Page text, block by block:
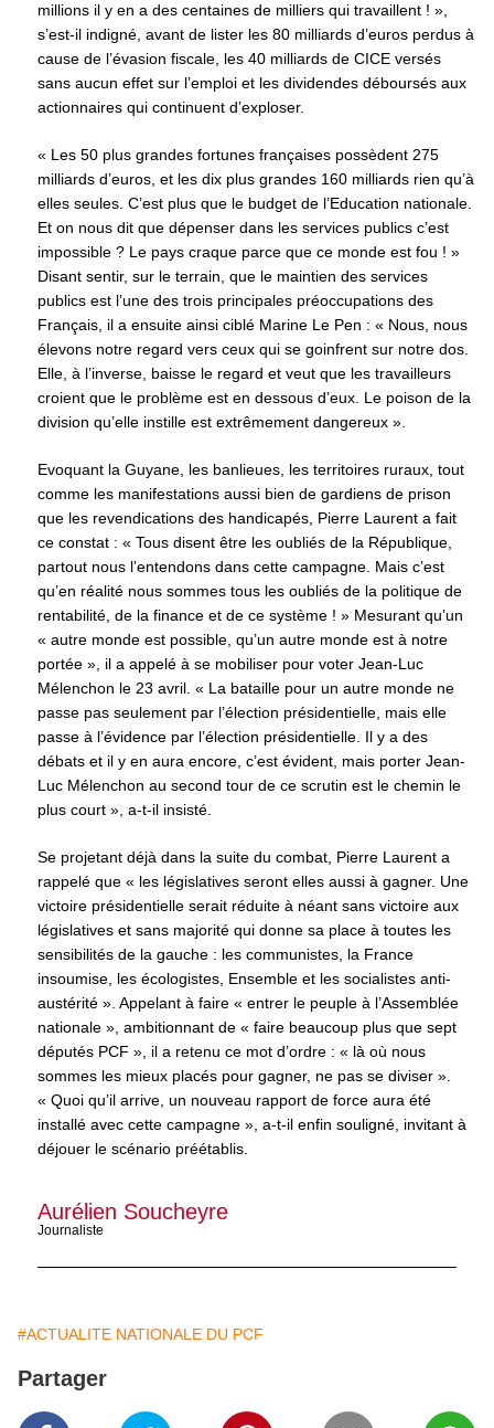
millions il y en a des centaines de milliers qui travaillent ! »,
s’est-il indigné, avant de lister les 80 milliards d’euros perdus à
cause de l’évasion fiscale, les 40 milliards de CICE versés
sans aucun effet sur l’emploi et les dividendes déboursés aux
actionnaires qui continuent d’exploser.
« Les 50 plus grandes fortunes françaises possèdent 275
milliards d’euros, et les dix plus grandes 160 milliards rien qu’à
elles seules. C’est plus que le budget de l’Education nationale.
Et on nous dit que dépenser dans les services publics c’est
impossible ? Le pays craque parce que ce monde est fou ! »
Disant sentir, sur le terrain, que le maintien des services
publics est l’une des trois principales préoccupations des
Français, il a ensuite ainsi ciblé Marine Le Pen : « Nous, nous
élevons notre regard vers ceux qui se goinfrent sur notre dos.
Elle, à l’inverse, baisse le regard et veut que les travailleurs
croient que le problème est en dessous d’eux. Le poison de la
division qu’elle instille est extrêmement dangereux ».
Evoquant la Guyane, les banlieues, les territoires ruraux, tout
comme les manifestations aussi bien de gardiens de prison
que les revendications des handicapés, Pierre Laurent a fait
ce constat : « Tous disent être les oubliés de la République,
partout nous l’entendons dans cette campagne. Mais c’est
qu’en réalité nous sommes tous les oubliés de la politique de
rentabilité, de la finance et de ce système ! » Mesurant qu’un
« autre monde est possible, qu’un autre monde est à notre
portée », il a appelé à se mobiliser pour voter Jean-Luc
Mélenchon le 23 avril. « La bataille pour un autre monde ne
passe pas seulement par l’élection présidentielle, mais elle
passe à l’évidence par l’élection présidentielle. Il y a des
débats et il y en aura encore, c’est évident, mais porter Jean-
Luc Mélenchon au second tour de ce scrutin est le chemin le
plus court », a-t-il insisté.
Se projetant déjà dans la suite du combat, Pierre Laurent a
rappelé que « les législatives seront elles aussi à gagner. Une
victoire présidentielle serait réduite à néant sans victoire aux
législatives et sans majorité qui donne sa place à toutes les
sensibilités de la gauche : les communistes, la France
insoumise, les écologistes, Ensemble et les socialistes anti-
austérité ». Appelant à faire « entrer le peuple à l’Assemblée
nationale », ambitionnant de « faire beaucoup plus que sept
députés PCF », il a retenu ce mot d’ordre : « là où nous
sommes les mieux placés pour gagner, ne pas se diviser ».
« Quoi qu’il arrive, un nouveau rapport de force aura été
installé avec cette campagne », a-t-il enfin souligné, invitant à
déjouer le scénario préétablis.
Aurélien Soucheyre
Journaliste
#ACTUALITE NATIONALE DU PCF
Partager